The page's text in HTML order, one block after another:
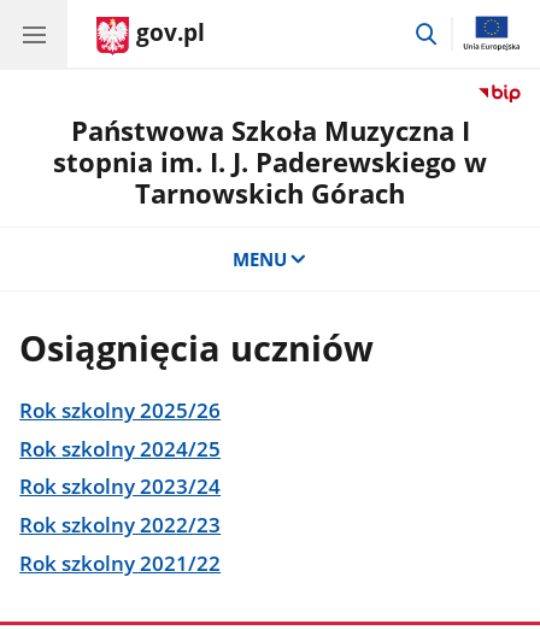
gov.pl
przejdź
Państwowa Szkoła Muzyczna I
stopnia im. I. J. Paderewskiego w
Tarnowskich Górach
MENU
Osiągnięcia uczniów
Rok szkolny 2025/26
Rok szkolny 2024/25
Rok szkolny 2023/24
Rok szkolny 2022/23
Rok szkolny 2021/22